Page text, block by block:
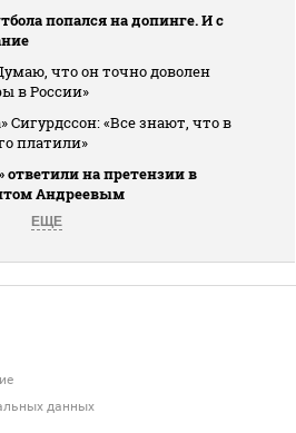
попался на допинге. И с
что он точно доволен
в России»
Сигурдссон: «Все знают, что в
платили»
на претензии в
Андреевым
ЕЩЕ
данных